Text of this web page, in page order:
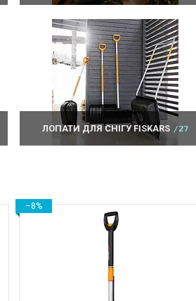
ЛОПАТИ ДЛЯ СНІГУ FISKARS 27
–8%